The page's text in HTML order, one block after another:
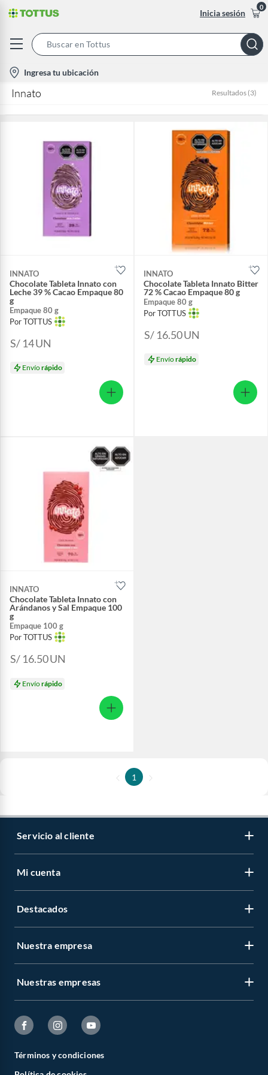
Inicia sesión
0
Bar
location-
icon
Ingresa tu ubicación
Innato Resultados (3)
INNATO
Chocolate Tableta Innato con
Leche 39 % Cacao Empaque 80
g
Empaque 80 g
Por TOTTUS
S/ 14UN
Envíorápido
INNATO
Chocolate Tableta Innato Bitter
72 % Cacao Empaque 80 g
Empaque 80 g
Por TOTTUS
S/ 16.50UN
Envíorápido
INNATO
Chocolate Tableta Innato con
Arándanos y Sal Empaque 100
g
Empaque 100 g
Por TOTTUS
S/ 16.50UN
Envíorápido
1
Servicio al cliente
Mi cuenta
Destacados
Nuestra empresa
Nuestras empresas
Términos y condiciones